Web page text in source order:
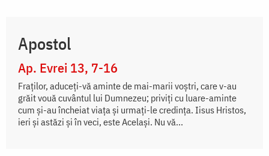
Apostol
Ap. Evrei 13, 7-16
Fraţilor, aduceţi-vă aminte de mai-marii voştri, care v-au
grăit vouă cuvântul lui Dumnezeu; priviţi cu luare-aminte
cum şi-au încheiat viaţa şi urmaţi-le credinţa. Iisus Hristos,
ieri şi astăzi şi în veci, este Acelaşi. Nu vă...